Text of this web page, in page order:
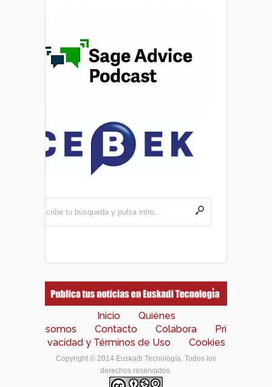
Inicio
Quiénes
somos
Contacto Colabora
Pri
vacidad y Términos de Uso
Cookies
Copyright © 2014 Euskadi Tecnología. Todos los
derechos reservados.